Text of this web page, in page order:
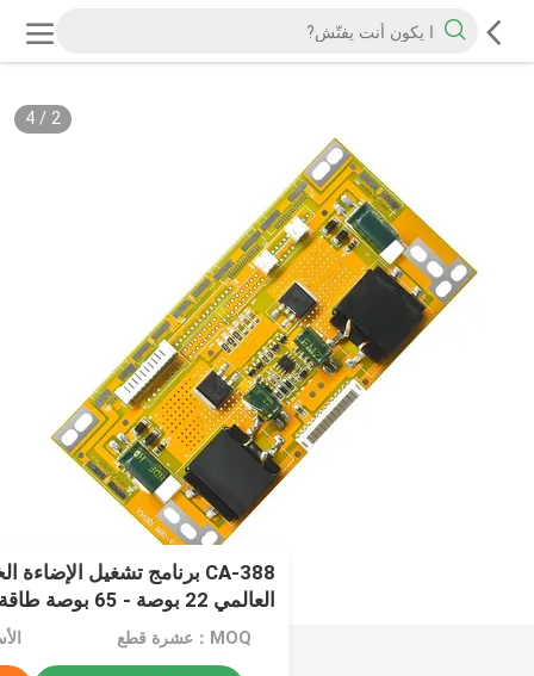
2
/
4
العالمي 22 بوصة - 65 بوصة طاقة عالية
MOQ：عشرة قطع